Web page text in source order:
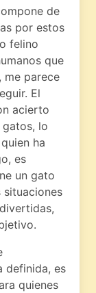
de
por estos
felino
que
me parece
El
acierto
lo
ha
es
un gato
situaciones
definida, es
quienes